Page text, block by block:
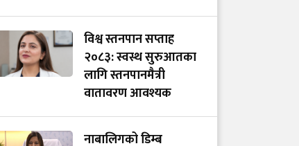
विश्व स्तनपान सप्ताह
२०८३: स्वस्थ सुरुआतका
लागि स्तनपानमैत्री
वातावरण आवश्यक
नाबालिगको डिम्ब